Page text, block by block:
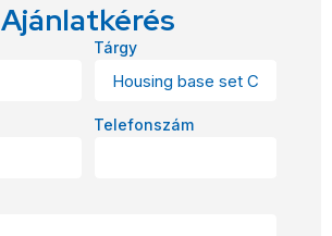
Ajánlatkérés
Tárgy
Telefonszám